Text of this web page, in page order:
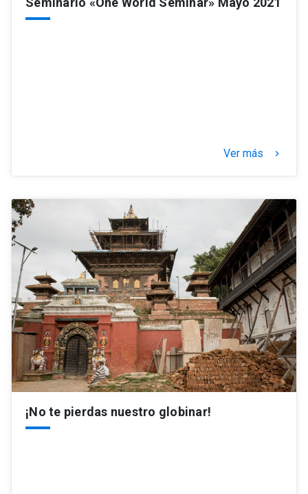
Ver más keyboard_arrow_right
¡No te pierdas nuestro globinar!